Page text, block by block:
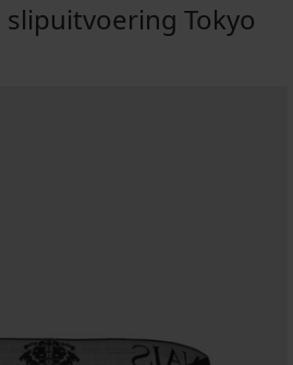
slipuitvoering Tokyo